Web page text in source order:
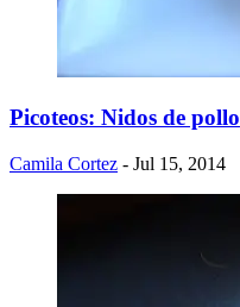
Picoteos: Nidos de pollo
Camila Cortez - Jul 15, 2014